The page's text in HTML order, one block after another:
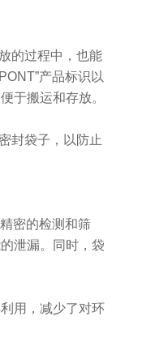
的过程中，也能
”产品标识 以
于搬运和存放。
封袋子，以防止
密的检测和筛
泄漏。同时，袋
用，减少了对环